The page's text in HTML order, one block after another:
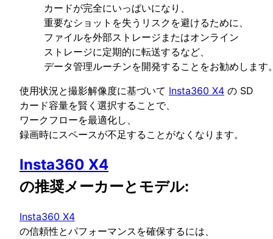
カードが完全にいっぱいになり、
重要なショットを失うリスクを避けるために、
ファイルを外部ストレージまたはオンライン
ストレージに定期的に転送するなど、
データ管理ルーチンを開発することをお勧めします
使用状況と撮影解像度に基づいて Insta360 X4 の SD
カード容量を賢く選択することで、
ワークフローを最適化し、
録画時にスペースが不足することがなくなります。
Insta360 X4
の推奨メーカーとモデル:
Insta360 X4
の信頼性とパフォーマンスを確保するには、